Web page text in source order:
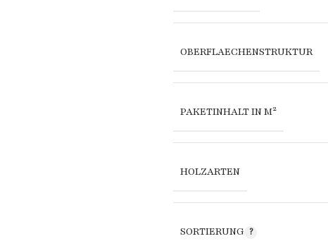
OBERFLAECHENSTRUKTUR
PAKETINHALT IN M²
HOLZARTEN
SORTIERUNG